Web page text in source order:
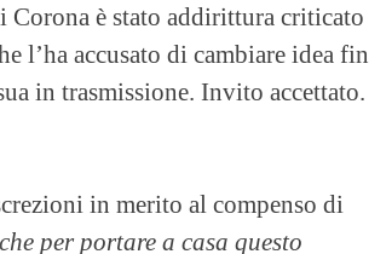
è stato addirittura criticato
l’ha accusato di cambiare idea fin
in trasmissione. Invito accettato.
in merito al compenso di
per portare a casa questo